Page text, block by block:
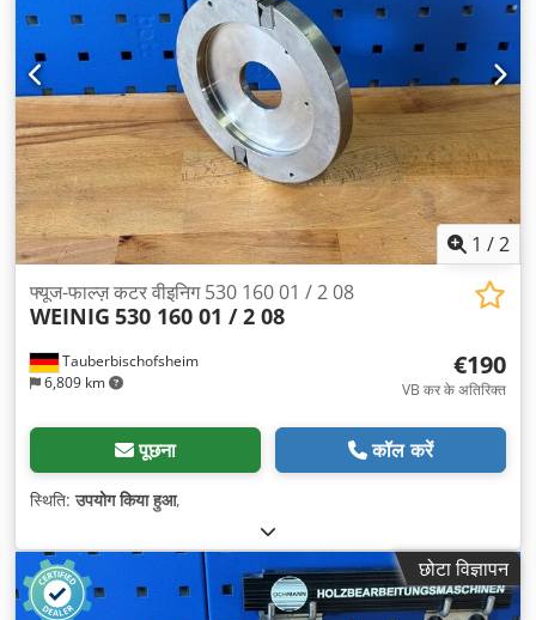
1 /2
Tauberbischofsheim
6,809 km
फ्यूज-फाल्ज़ कटर वीइनिग 530 160 01 / 2 08
WEINIG 530 160 01 / 2 08
€190
VB कर के अतिरिक्त
पूछना कॉल करें
स्थिति:उपयोग किया हुआ,
छोटा विज्ञापन